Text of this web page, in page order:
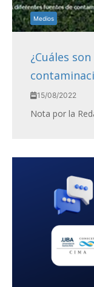
Medios
¿Cuáles
15/08/2022
Nota por la